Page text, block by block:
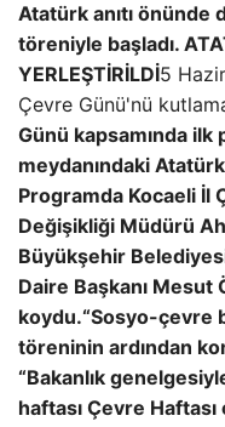
Atatürk anıtı
töreniyle başladı.
YERLEŞTİRİLDİ5
Çevre Günü'nü
Günü kapsamında
meydanındaki
Programda Kocaeli İl
Değişikliği Müdürü
Büyükşehir
Daire Başkanı Mesut
koydu.“Sosyo-çevre
töreninin ardından
“Bakanlık
haftası Çevre